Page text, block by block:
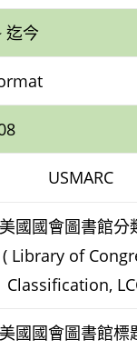
迄今
USMARC
美國國會圖書館分
( Library of
Classification,
美國國會圖書館標